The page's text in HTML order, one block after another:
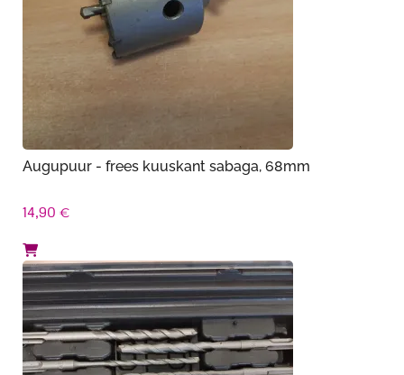
Augupuur - frees kuuskant sabaga, 68mm
14,90 €